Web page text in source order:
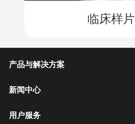
临床样片
产品与解决方案
新闻中心
用户服务